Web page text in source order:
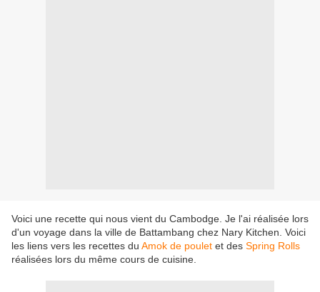
Voici une recette qui nous vient du Cambodge. Je l'ai réalisée lors
d'un voyage dans la ville de Battambang chez Nary Kitchen. Voici
les liens vers les recettes du Amok de poulet et des Spring Rolls
réalisées lors du même cours de cuisine.